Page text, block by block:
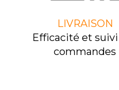
LIVRAISON
Efﬁcacité et
commandes